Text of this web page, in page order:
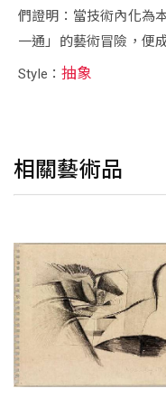
們證明：當技術內化為
一通」的藝術冒險，便
Style：抽象
相關藝術品